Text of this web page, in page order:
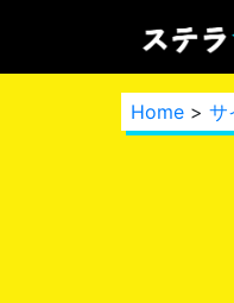
Home > サ